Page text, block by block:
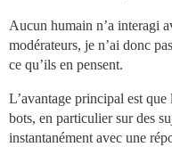
Aucun humain n’a interagi
modérateurs, je n’ai donc
ce qu’ils en pensent.
L’avantage principal est
bots, en particulier sur des
instantanément avec une